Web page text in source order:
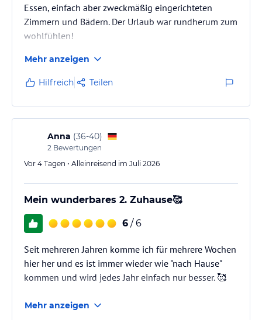
Essen, einfach aber zweckmäßig eingerichteten
Zimmern und Bädern. Der Urlaub war rundherum zum
wohlfühlen!
Mehr anzeigen
Hilfreich Teilen
Anna (36-40)
2 Bewertungen
Vor 4 Tagen • Alleinreisend im Juli 2026
Mein wunderbares 2. Zuhause🥰
6 / 6
Seit mehreren Jahren komme ich für mehrere Wochen
hier her und es ist immer wieder wie "nach Hause"
kommen und wird jedes Jahr einfach nur besser. 🥰
Mehr anzeigen